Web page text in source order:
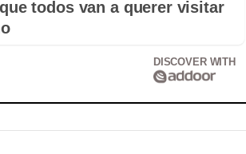
todos van a querer visitar
DISCOVER WITH